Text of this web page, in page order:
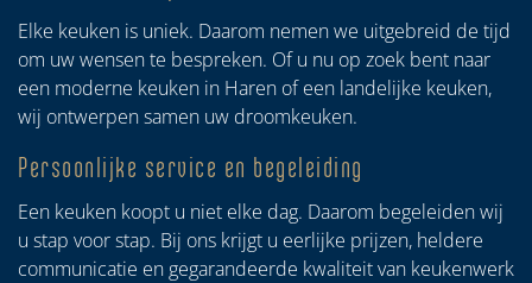
Elke keuken is uniek. Daarom nemen we uitgebreid de tijd
om uw wensen te bespreken. Of u nu op zoek bent naar
een moderne keuken in Haren of een landelijke keuken,
wij ontwerpen samen uw droomkeuken.
Persoonlijke service en begeleiding
Een keuken koopt u niet elke dag. Daarom begeleiden wij
u stap voor stap. Bij ons krijgt u eerlijke prijzen, heldere
communicatie en gegarandeerde kwaliteit van keukenwerk